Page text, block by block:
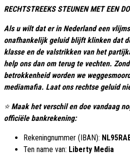
RECHTSTREEKS STEUNEN MET EEN
Als u wilt dat er in Nederland een
onafhankelijk geluid blijft klinken dat
klasse en de valstrikken van het
help ons dan om terug te vechten.
betrokkenheid worden we
mediamafia. Laat ons rechtse geluid
⭐ Maak het verschil en doe vandaag
officiële bankrekening:
Rekeningnummer (IBAN):
Ten name van: Liberty Media